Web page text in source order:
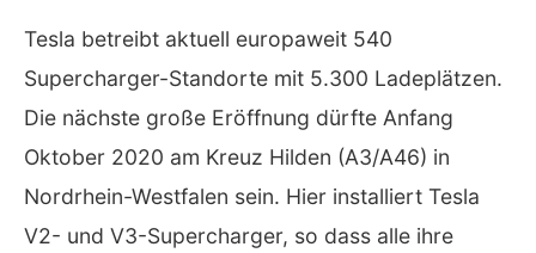
Tesla betreibt aktuell europaweit 540
Supercharger-Standorte mit 5.300 Ladeplätzen.
Die nächste große Eröffnung dürfte Anfang
Oktober 2020 am Kreuz Hilden (A3/A46) in
Nordrhein-Westfalen sein. Hier installiert Tesla
V2- und V3-Supercharger, so dass alle ihre